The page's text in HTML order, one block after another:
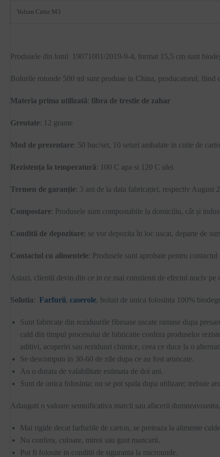
Volum Cutie M3
Produsele din lotul 19071001/2019-9-4, format 15,5 cm sunt
Bolurile rotunde 500 ml sunt produse in China, producatorul, fiind
Materia prima utilizată: fibra de trestie de zahar
Greutate: 12 grame
Mod de prezentare: 50 buc/set, 10 seturi ambalate in cutie de
Rezistența la temperatură: 100 C apa si 120 C ulei
Termen de garanție: 3 ani de la data fabricației, respectiv August
Compostare: Produsele sunt compostabile la domiciliu, cât și
Conditii de depozitare: se vor depozita în loc uscat, departe de
Contactul cu alimentele: Produsele sunt aprobate pentru
Astazi, clientii devin din ce in ce mai constienti de efectul nociv pe
Solutia: Farfurii, caserole, boluri de unica folosinta 100%
Sunt fabricate din reziduurile fibroase uscate ramase dupa
cald din timpul procesului de fabricatie confera produselor
aditivi, acoperiri sau reziduuri chimice, ceea ce duce la o
Se descompun in 30-60 de zile dupa ce au fost aruncate.
Au o durata de valabilitate estimata de doi ani.
Sunt de unica folosinta: nu se pot spala dupa utilizare; trebuie
Adaugati o valoare semnificativa marcii sau afacerii
Mai rigide decat farfuriile de carton, se preteaza la alimente
Nu confera, culoare, miros sau gust mancarii.
Pot fi folosite in conditii de siguranta la microunde.